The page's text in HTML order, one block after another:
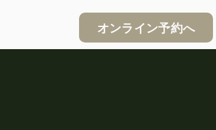
オンライン予約へ